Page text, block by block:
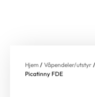
Hjem / Våpendeler/utstyr /
Picatinny FDE